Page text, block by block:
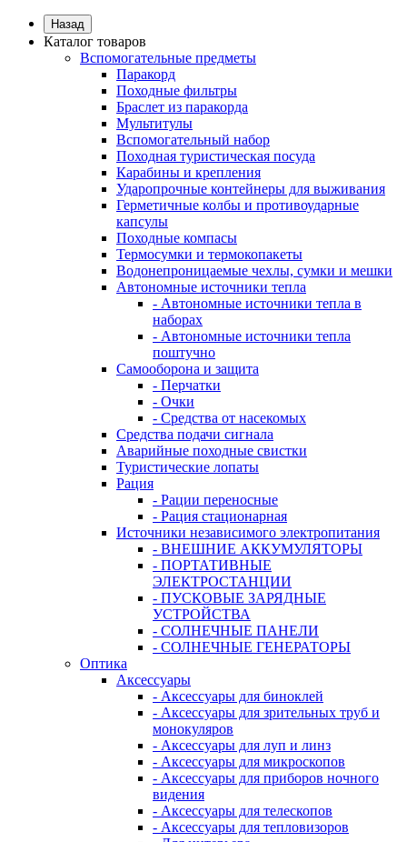
Назад
Каталог товаров
Вспомогательные предметы
Паракорд
Походные фильтры
Браслет из паракорда
Мультитулы
Вспомогательный набор
Походная туристическая посуда
Карабины и крепления
Ударопрочные контейнеры для выживания
Герметичные колбы и противоударные
капсулы
Походные компасы
Термосумки и термокопакеты
Водонепроницаемые чехлы, сумки и мешки
Автономные источники тепла
- Автономные источники тепла в
наборах
- Автономные источники тепла
поштучно
Самооборона и защита
- Перчатки
- Очки
- Средства от насекомых
Средства подачи сигнала
Аварийные походные свистки
Туристические лопаты
Рация
- Рации переносные
- Рация стационарная
Источники независимого электропитания
- ВНЕШНИЕ АККУМУЛЯТОРЫ
- ПОРТАТИВНЫЕ
ЭЛЕКТРОСТАНЦИИ
- ПУСКОВЫЕ ЗАРЯДНЫЕ
УСТРОЙСТВА
- СОЛНЕЧНЫЕ ПАНЕЛИ
- СОЛНЕЧНЫЕ ГЕНЕРАТОРЫ
Оптика
Аксессуары
- Аксессуары для биноклей
- Аксессуары для зрительных труб и
монокуляров
- Аксессуары для луп и линз
- Аксессуары для микроскопов
- Аксессуары для приборов ночного
видения
- Аксессуары для телескопов
- Аксессуары для тепловизоров